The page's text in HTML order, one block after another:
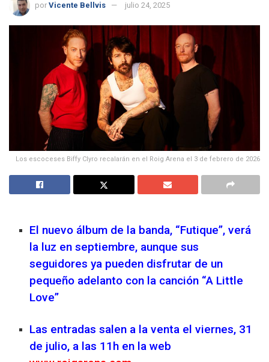
por Vicente Bellvis julio 24, 2025
Los escoceses Biffy Clyro recalarán en el Roig Arena el 3 de febrero de 2026
El nuevo álbum de la banda, “Futique”, verá
la luz en septiembre, aunque sus
seguidores ya pueden disfrutar de un
pequeño adelanto con la canción “A Little
Love”
Las entradas salen a la venta el viernes, 31
de julio, a las 11h en la web